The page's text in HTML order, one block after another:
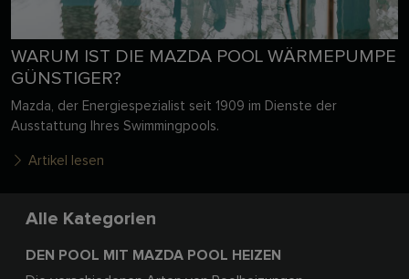
WARUM IST DIE MAZDA POOL WÄRMEPUMPE
GÜNSTIGER?
Mazda, der Energiespezialist seit 1909 im Dienste der
Ausstattung Ihres Swimmingpools.
Artikel lesen
Alle Kategorien
DEN POOL MIT MAZDA POOL HEIZEN